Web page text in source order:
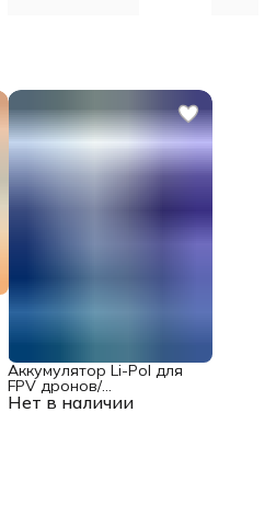
Нет в наличии
Аккумулятор Li-Pol для
FPV дронов/
квадрокоптеров 23,1 В,